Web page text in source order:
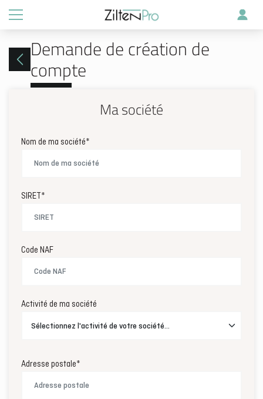
Demande de création de
compte
Ma société
Nom de ma société*
SIRET*
Code NAF
Activité de ma société
Adresse postale*